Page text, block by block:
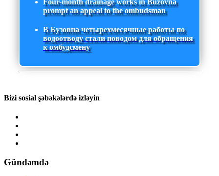
prompt an appeal to the ombudsman
В Бузовна четырехмесячные работы по
водоотводу стали поводом для обращения
к омбудсмену
Bizi sosial şəbəkələrdə izləyin
Gündəmdə